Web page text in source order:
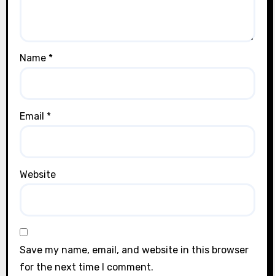
Name *
Email *
Website
Save my name, email, and website in this browser
for the next time I comment.